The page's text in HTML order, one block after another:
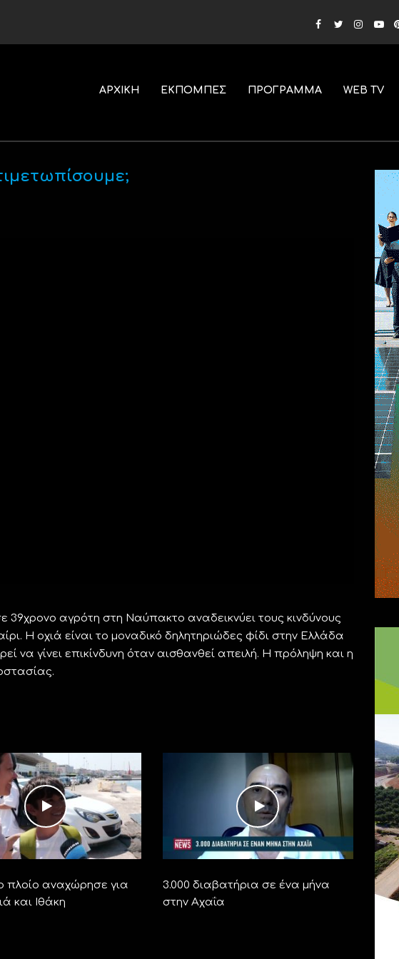
ΑΡΧΙΚΗ ΕΚΠΟΜΠΕΣ ΠΡΟΓΡΑΜΜΑ WEB TV
αγρότη στη Ναύπακτο αναδεικνύει τους κινδύνους
Η οχιά είναι το μοναδικό δηλητηριώδες φίδι στην Ελλάδα
να γίνει επικίνδυνη όταν αισθανθεί απειλή. Η πρόληψη και η
πλοίο αναχώρησε για
και Ιθάκη
3.000 διαβατήρια σε ένα μήνα
στην Αχαΐα